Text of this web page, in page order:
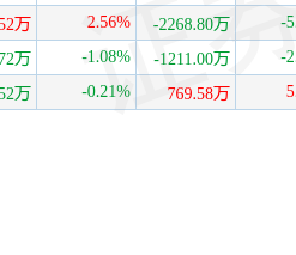
深证成指 14311.01